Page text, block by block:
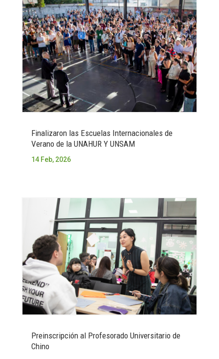
Finalizaron las Escuelas Internacionales de
Verano de la UNAHUR Y UNSAM
14 Feb, 2026
Preinscripción al Profesorado Universitario de
Chino